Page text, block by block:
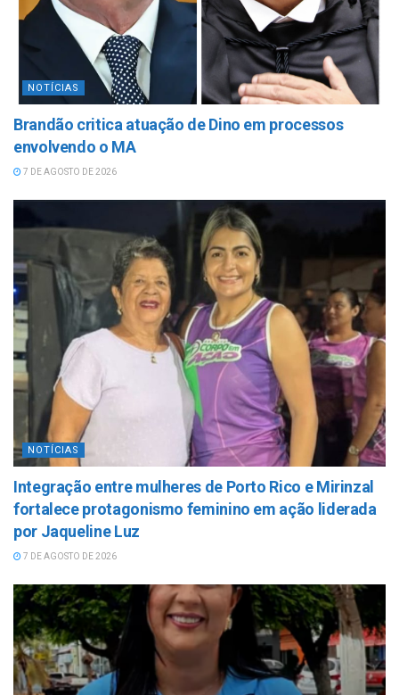
NOTÍCIAS
Brandão critica atuação de Dino em processos
envolvendo o MA
7 DE AGOSTO DE 2026
NOTÍCIAS
Integração entre mulheres de Porto Rico e Mirinzal
fortalece protagonismo feminino em ação liderada
por Jaqueline Luz
7 DE AGOSTO DE 2026